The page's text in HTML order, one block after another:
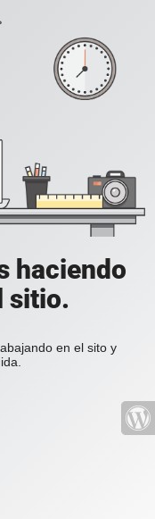
haciendo
sitio.
en el sito y